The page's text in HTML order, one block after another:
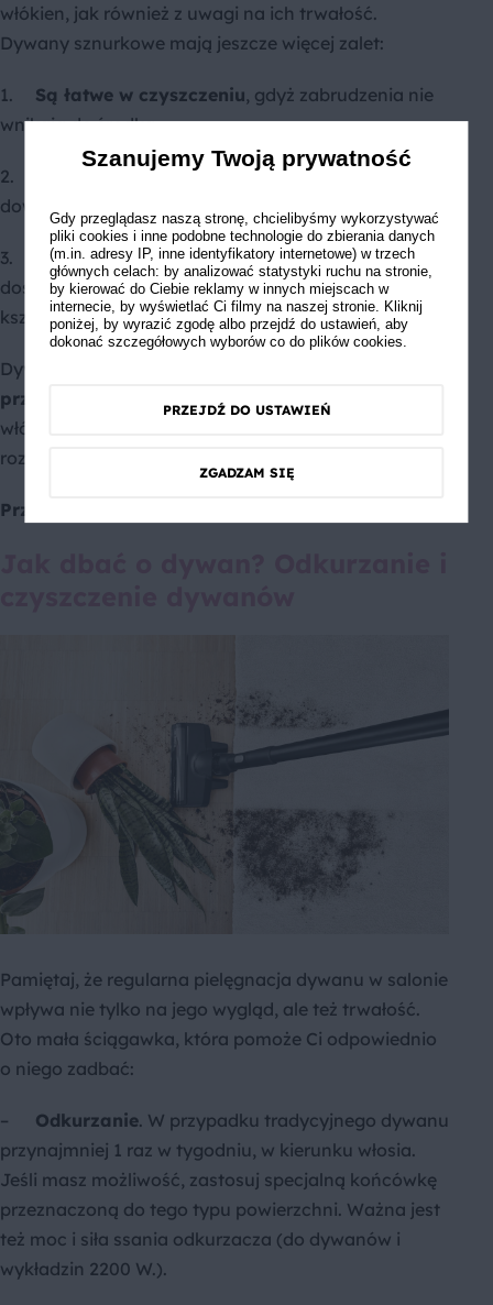
włókien, jak również z uwagi na ich trwałość.
Dywany sznurkowe mają jeszcze więcej zalet:
1. Są łatwe w czyszczeniu, gdyż zabrudzenia nie
wnikają do środka.
2. Nie odkształcają się
, dzięki czemu możesz je
dowolnie przechowywać.
3. Występują w wielu wariantach.Na rynku
dostępne są dywany sznurkowe o różnych
kształtach, wzorach i kolorach.
Dywany sznurkowe
przypadku alergików
, gdyż łatwo usunąć kurz z ich
włókien. Z tego względu to również dobre
rozwiązanie dla właścicieli psów i kotów.
Przeczytaj:
Pamiętaj, że regularna pielęgnacja dywanu w salonie
wpływa nie tylko na jego wygląd, ale też trwałość.
Oto mała ściągawka, która pomoże Ci odpowiednio
o niego zadbać:
– Odkurzanie. W przypadku tradycyjnego dywanu
przynajmniej 1 raz w tygodniu, w kierunku włosia.
Jeśli masz możliwość, zastosuj specjalną końcówkę
przeznaczoną do tego typu powierzchni. Ważna jest
też moc i siła ssania odkurzacza (do dywanów i
wykładzin 2200 W.).
Szanujemy Twoją prywatność
Gdy przeglądasz naszą stronę, chcielibyśmy wykorzystywać
pliki cookies i inne podobne technologie do zbierania danych
(m.in. adresy IP, inne identyfikatory internetowe) w trzech
głównych celach: by analizować statystyki ruchu na stronie,
by kierować do Ciebie reklamy w innych miejscach w
internecie, by wyświetlać Ci filmy na naszej stronie. Kliknij
poniżej, by wyrazić zgodę albo przejdź do ustawień, aby
dokonać szczegółowych wyborów co do plików cookies.
PRZEJDŹ DO USTAWIEŃ
ZGADZAM SIĘ